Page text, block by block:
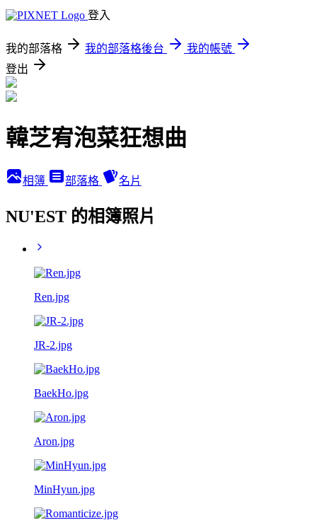
登入
我的部落格 我的部落格後台
我的帳號
登出
韓芝宥泡菜狂想曲
相簿 部落格 名片
NU'EST 的相簿照片
Ren.jpg
JR-2.jpg
BaekHo.jpg
Aron.jpg
MinHyun.jpg